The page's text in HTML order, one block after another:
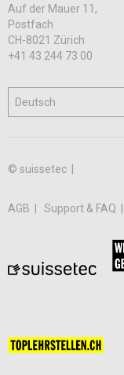
Auf der Mauer 11,
Postfach
CH-8021 Zürich
+41 43 244 73 00
© suissetec |
AGB Support & FAQ